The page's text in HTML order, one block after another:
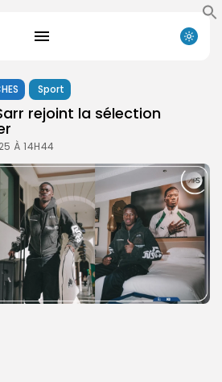
Sport
rejoint la sélection
À 14H44